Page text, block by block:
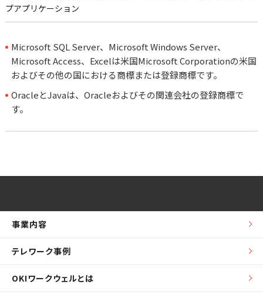
プアプリケーション
Microsoft SQL Server、Microsoft Windows Server、
Microsoft Access、Excelは米国Microsoft Corporationの米国
およびその他の国における商標または登録商標です。
OracleとJavaは、Oracleおよびその関連会社の登録商標で
す。
事業内容
テレワーク事例
OKIワークウェルとは